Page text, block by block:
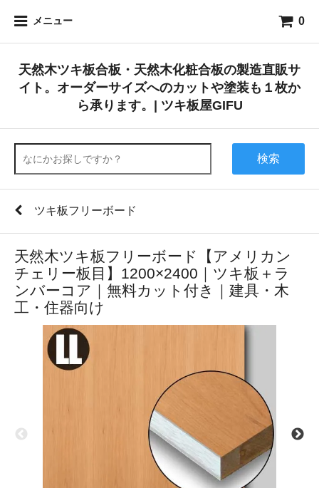
メニュー 0
天然木ツキ板合板・天然木化粧合板の製造直販サ
イト。オーダーサイズへのカットや塗装も１枚か
ら承ります。| ツキ板屋GIFU
検索
ツキ板フリーボード
天然木ツキ板フリーボード【アメリカン
チェリー板目】1200×2400｜ツキ板＋ラ
ンバーコア｜無料カット付き｜建具・木
工・住器向け